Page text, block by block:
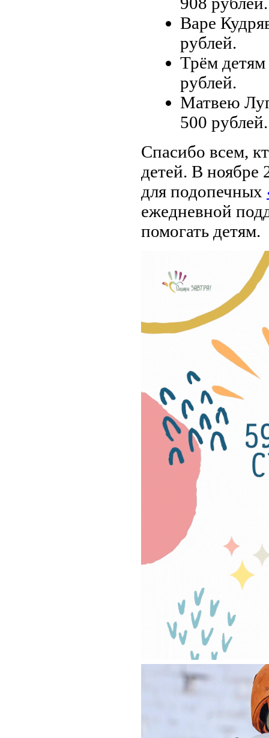
Варе
рублей.
Трём
рублей.
Матвею
500 рублей.
Спасибо всем,
детей. В
для подопечных
ежедневной
помогать детям.